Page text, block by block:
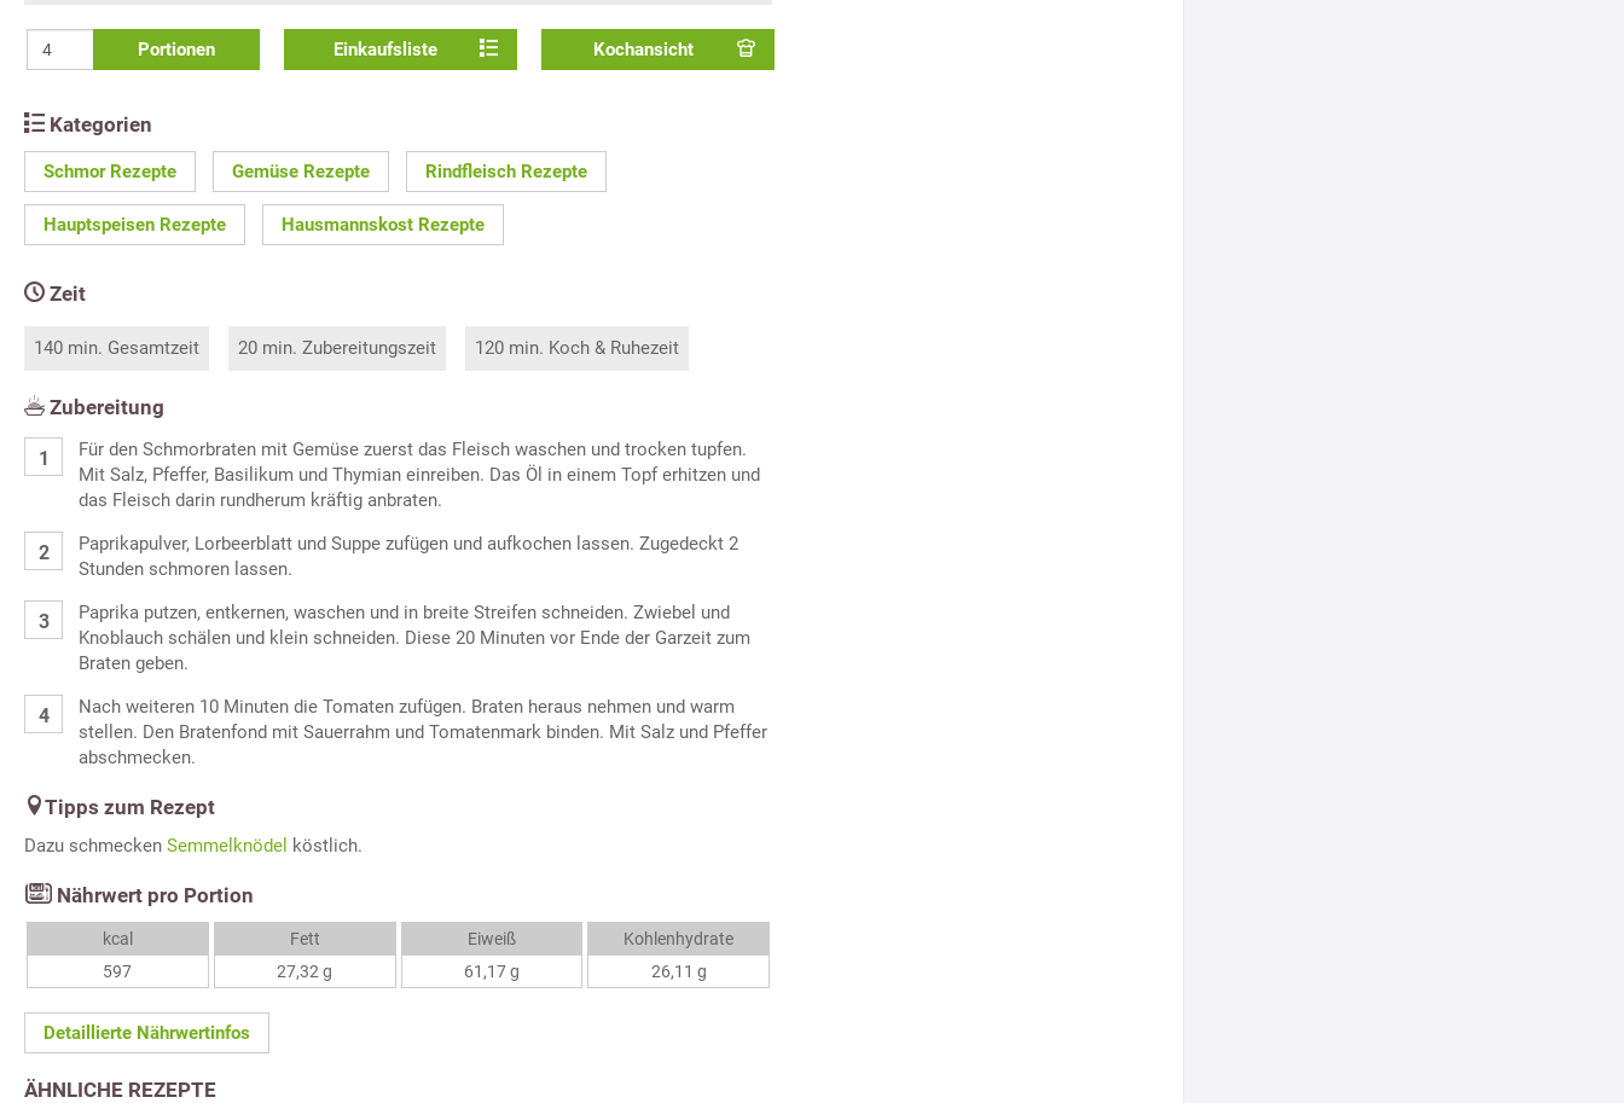
Portionen Einkaufsliste Kochansicht
Kategorien
Schmor Rezepte Gemüse Rezepte Rindfleisch Rezepte
Hauptspeisen Rezepte Hausmannskost Rezepte
Zeit
140 min. Gesamtzeit 20 min. Zubereitungszeit 120 min. Koch & Ruhezeit
Zubereitung
Für den Schmorbraten mit Gemüse zuerst das Fleisch waschen und trocken tupfen.
Mit Salz, Pfeffer, Basilikum und Thymian einreiben. Das Öl in einem Topf erhitzen und
das Fleisch darin rundherum kräftig anbraten.
Paprikapulver, Lorbeerblatt und Suppe zufügen und aufkochen lassen. Zugedeckt 2
Stunden schmoren lassen.
Paprika putzen, entkernen, waschen und in breite Streifen schneiden. Zwiebel und
Knoblauch schälen und klein schneiden. Diese 20 Minuten vor Ende der Garzeit zum
Braten geben.
Nach weiteren 10 Minuten die Tomaten zufügen. Braten heraus nehmen und warm
stellen. Den Bratenfond mit Sauerrahm und Tomatenmark binden. Mit Salz und Pfeffer
abschmecken.
Tipps zum Rezept
Dazu schmecken Semmelknödel köstlich.
Nährwert pro Portion
kcal
597
Fett
27,32 g
Eiweiß
61,17 g
Kohlenhydrate
26,11 g
Detaillierte Nährwertinfos
ÄHNLICHE REZEPTE